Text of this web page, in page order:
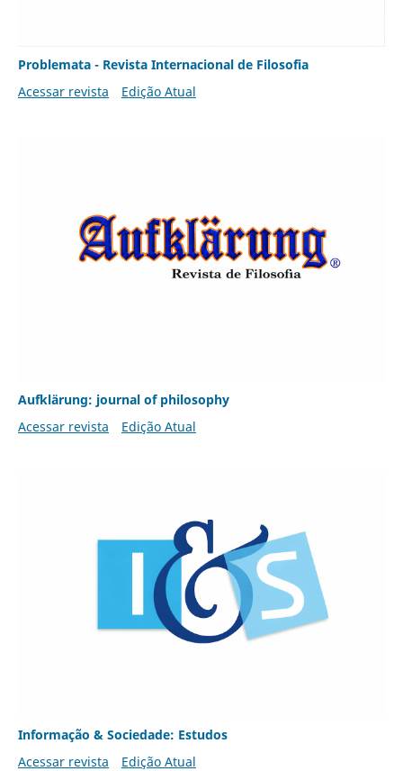
Problemata - Revista Internacional de Filosofia
Acessar revista
Edição Atual
Aufklärung: journal of philosophy
Acessar revista
Edição Atual
Informação & Sociedade: Estudos
Acessar revista
Edição Atual